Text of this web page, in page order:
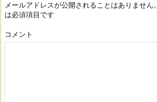
メールアドレスが公開されることはありません。
は必須項目です
コメント